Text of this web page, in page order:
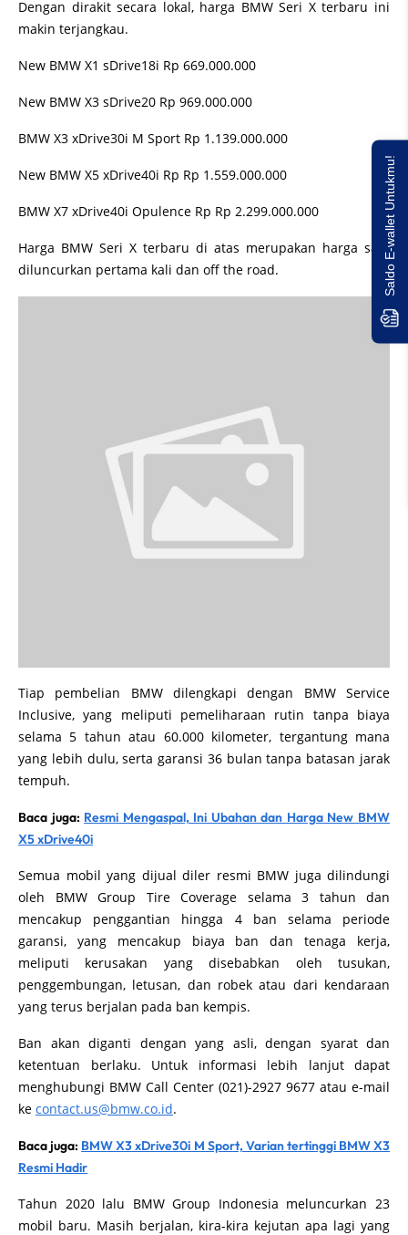
Dengan dirakit secara lokal, harga BMW Seri X terbaru ini
makin terjangkau.
New BMW X1 sDrive18i Rp 669.000.000
New BMW X3 sDrive20 Rp 969.000.000
BMW X3 xDrive30i M Sport Rp 1.139.000.000
New BMW X5 xDrive40i Rp Rp 1.559.000.000
BMW X7 xDrive40i Opulence Rp Rp 2.299.000.000
Harga BMW Seri X terbaru di atas merupakan harga saat
diluncurkan pertama kali dan off the road.
Tiap pembelian BMW dilengkapi dengan BMW Service
Inclusive, yang meliputi pemeliharaan rutin tanpa biaya
selama 5 tahun atau 60.000 kilometer, tergantung mana
yang lebih dulu, serta garansi 36 bulan tanpa batasan jarak
tempuh.
Baca juga: Resmi Mengaspal, Ini Ubahan dan Harga New BMW
X5 xDrive40i
Semua mobil yang dijual diler resmi BMW juga dilindungi
oleh BMW Group Tire Coverage selama 3 tahun dan
mencakup penggantian hingga 4 ban selama periode
garansi, yang mencakup biaya ban dan tenaga kerja,
meliputi kerusakan yang disebabkan oleh tusukan,
penggembungan, letusan, dan robek atau dari kendaraan
yang terus berjalan pada ban kempis.
Ban akan diganti dengan yang asli, dengan syarat dan
ketentuan berlaku. Untuk informasi lebih lanjut dapat
menghubungi BMW Call Center (021)-2927 9677 atau e-mail
ke contact.us@bmw.co.id.
Baca juga: BMW X3 xDrive30i M Sport, Varian tertinggi BMW X3
Resmi Hadir
Tahun 2020 lalu BMW Group Indonesia meluncurkan 23
mobil baru. Masih berjalan, kira-kira kejutan apa lagi yang
Saldo E-wallet Untukmu!